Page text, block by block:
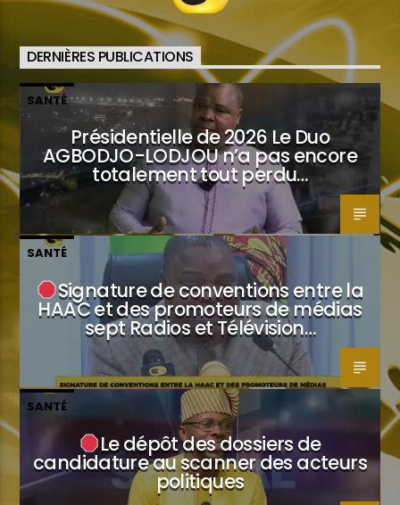
DERNIÈRES PUBLICATIONS
SANTÉ
Présidentielle de 2026 Le Duo
AGBODJO-LODJOU n’a pas encore
totalement tout perdu…
SANTÉ
Signature de conventions entre la
HAAC et des promoteurs de médias
sept Radios et Télévision…
SANTÉ
Le dépôt des dossiers de
candidature au scanner des acteurs
politiques